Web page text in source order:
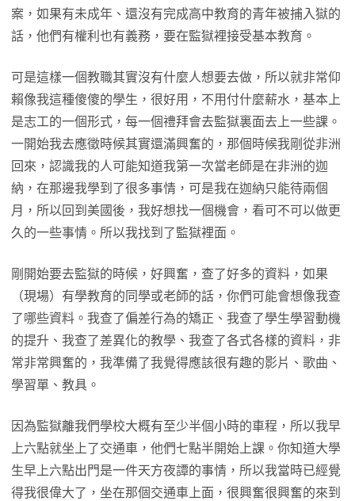
案，如果有未成年、還沒有完成高中教育的青年被捕入獄的
話，他們有權利也有義務，要在監獄裡接受基本教育。
可是這樣一個教職其實沒有什麼人想要去做，所以就非常仰
賴像我這種傻傻的學生，很好用，不用付什麼薪水，基本上
是志工的一個形式，每一個禮拜會去監獄裏面去上一些課。
一開始我去應徵時候其實還滿興奮的，那個時候我剛從非洲
回來，認識我的人可能知道我第一次當老師是在非洲的迦
納，在那邊我學到了很多事情，可是我在迦納只能待兩個
月，所以回到美國後，我好想找一個機會，看可不可以做更
久的一些事情。所以我找到了監獄裡面。
剛開始要去監獄的時候，好興奮，查了好多的資料，如果
（現場）有學教育的同學或老師的話，你們可能會想像我查
了哪些資料。我查了偏差行為的矯正、我查了學生學習動機
的提升、我查了差異化的教學、我查了各式各樣的資料，非
常非常興奮的，我準備了我覺得應該很有趣的影片、歌曲、
學習單、教具。
因為監獄離我們學校大概有至少半個小時的車程，所以我早
上六點就坐上了交通車，他們七點半開始上課。你知道大學
生早上六點出門是一件天方夜譚的事情，所以我當時已經覺
得我很偉大了，坐在那個交通車上面，很興奮很興奮的來到